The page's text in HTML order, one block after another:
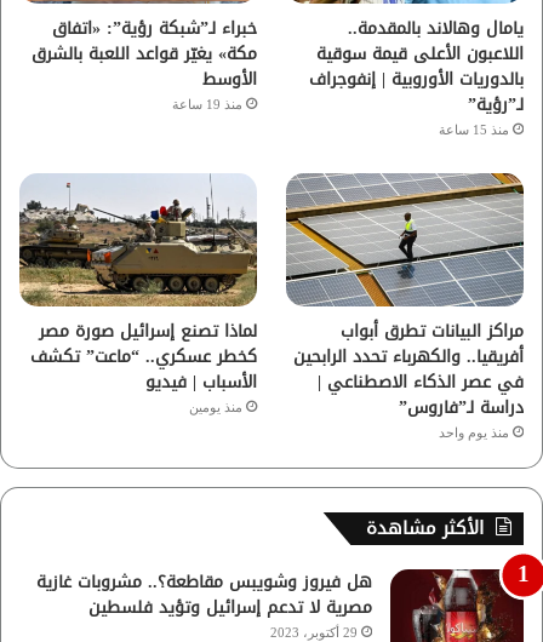
ا
م
يامال وهالاند بالمقدمة..
اللاعبون الأعلى قيمة سوقية
بالدوريات الأوروبية | إنفوجراف
لـ”رؤية”
منذ 15 ساعة
خبراء لـ”شبكة رؤية”: «اتفاق
مكة» يغيّر قواعد اللعبة بالشرق
الأوسط
منذ 19 ساعة
مراكز البيانات تطرق أبواب
أفريقيا.. والكهرباء تحدد الرابحين
في عصر الذكاء الاصطناعي |
دراسة لـ”فاروس”
منذ يوم واحد
لماذا تصنع إسرائيل صورة مصر
كخطر عسكري.. “ماعت” تكشف
الأسباب | فيديو
منذ يومين
الأكثر مشاهدة
هل فيروز وشويبس مقاطعة؟.. مشروبات غازية
مصرية لا تدعم إسرائيل وتؤيد فلسطين
29 أكتوبر، 2023